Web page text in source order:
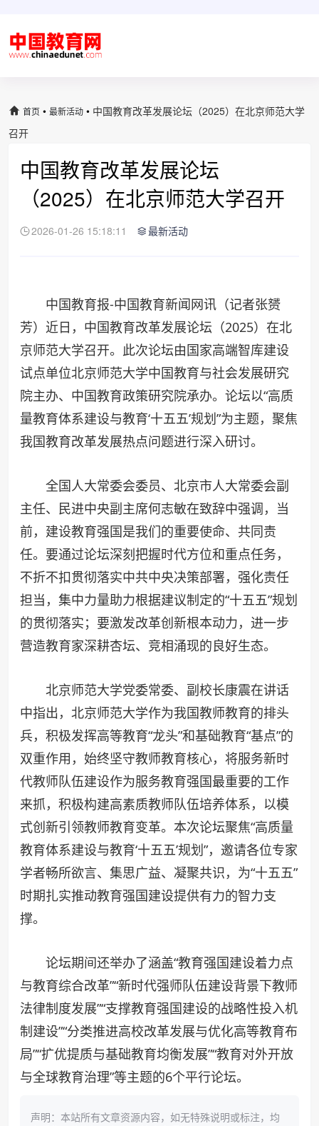
首页 • 最新活动 • 中国教育改革发展论坛（2025）在北京师范大学
召开
中国教育改革发展论坛
（2025）在北京师范大学召开
2026-01-26 15:18:11 最新活动
中国教育报-中国教育新闻网讯（记者张赟
芳）近日，中国教育改革发展论坛（2025）在北
京师范大学召开。此次论坛由国家高端智库建设
试点单位北京师范大学中国教育与社会发展研究
院主办、中国教育政策研究院承办。论坛以“高质
量教育体系建设与教育‘十五五’规划”为主题，聚焦
我国教育改革发展热点问题进行深入研讨。
全国人大常委会委员、北京市人大常委会副
主任、民进中央副主席何志敏在致辞中强调，当
前，建设教育强国是我们的重要使命、共同责
任。要通过论坛深刻把握时代方位和重点任务，
不折不扣贯彻落实中共中央决策部署，强化责任
担当，集中力量助力根据建议制定的“十五五”规划
的贯彻落实；要激发改革创新根本动力，进一步
营造教育家深耕杏坛、竞相涌现的良好生态。
北京师范大学党委常委、副校长康震在讲话
中指出，北京师范大学作为我国教师教育的排头
兵，积极发挥高等教育“龙头”和基础教育“基点”的
双重作用，始终坚守教师教育核心，将服务新时
代教师队伍建设作为服务教育强国最重要的工作
来抓，积极构建高素质教师队伍培养体系，以模
式创新引领教师教育变革。本次论坛聚焦“高质量
教育体系建设与教育‘十五五’规划”，邀请各位专家
学者畅所欲言、集思广益、凝聚共识，为“十五五”
时期扎实推动教育强国建设提供有力的智力支
撑。
论坛期间还举办了涵盖“教育强国建设着力点
与教育综合改革”“新时代强师队伍建设背景下教师
法律制度发展”“支撑教育强国建设的战略性投入机
制建设”“分类推进高校改革发展与优化高等教育布
局”“扩优提质与基础教育均衡发展”“教育对外开放
与全球教育治理”等主题的6个平行论坛。
声明：本站所有文章资源内容，如无特殊说明或标注，均